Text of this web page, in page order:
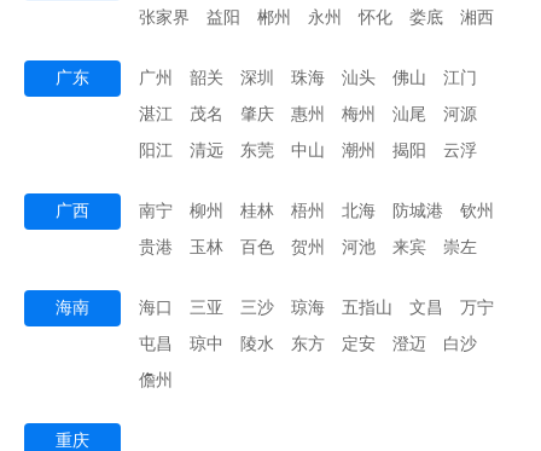
张家界
益阳 郴州 永州 怀化 娄底 湘西
广东 广州 韶关 深圳 珠海 汕头 佛山
江门
湛江
茂名 肇庆 惠州 梅州 汕尾
河源
阳江
清远 东莞 中山 潮州 揭阳 云浮
广西 南宁 柳州 桂林 梧州 北海 防城港
钦州
贵港
玉林 百色 贺州 河池 来宾 崇左
海南 海口 三亚 三沙 琼海 五指山 文昌
万宁
屯昌
琼中 陵水 东方 定安 澄迈
白沙
儋州
重庆